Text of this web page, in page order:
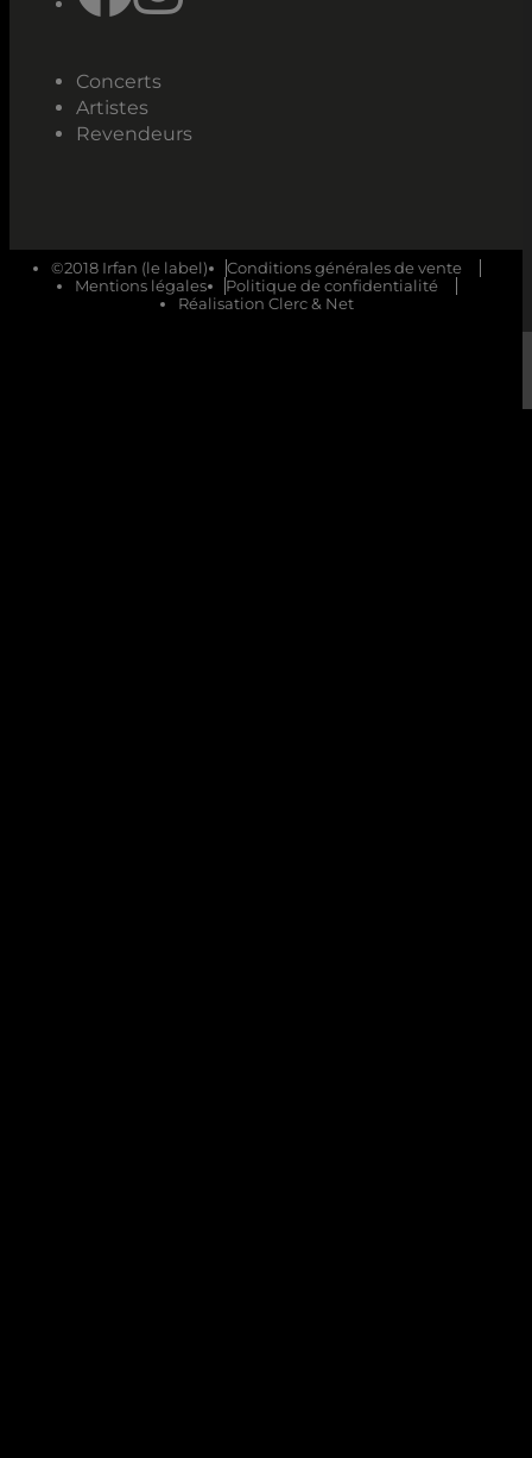
Concerts
Artistes
Revendeurs
©2018 Irfan (le label)
Conditions générales de vente
Mentions légales
Politique de confidentialité
Réalisation Clerc & Net